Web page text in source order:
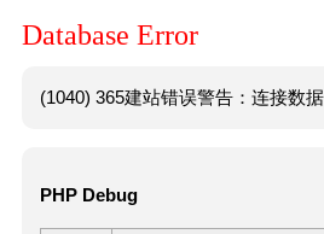
Database Error
(1040) 365建站错误警告：连接数
PHP Debug